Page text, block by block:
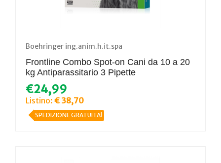
Boehringer ing.anim.h.it.spa
Frontline Combo Spot-on Cani da 10 a 20
kg Antiparassitario 3 Pipette
€24,99
Listino: € 38,70
SPEDIZIONE GRATUITA!